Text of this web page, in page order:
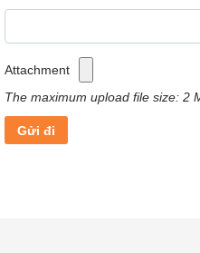
Attachment
The maximum upload file size: 2